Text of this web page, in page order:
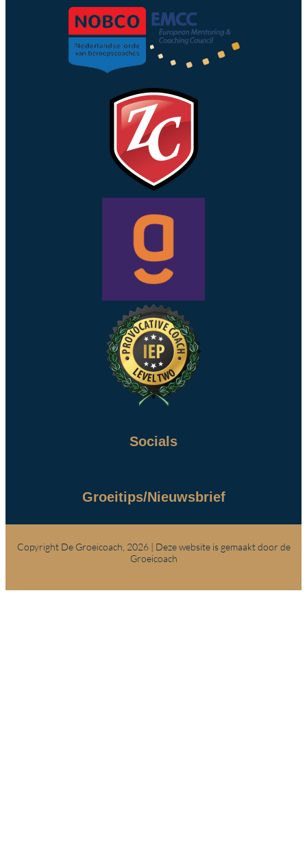
Socials
Groeitips/Nieuwsbrief
Copyright De Groeicoach, 2026 | Deze website is gemaakt door de
Groeicoach